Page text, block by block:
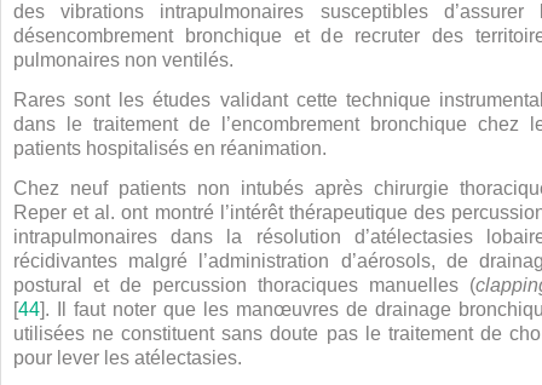
des vibrations intrapulmonaires susceptibles d’assurer
désencombrement bronchique et de recruter des
pulmonaires non ventilés.
Rares sont les études validant cette technique
dans le traitement de l’encombrement bronchique chez
patients hospitalisés en réanimation.
Chez neuf patients non intubés après chirurgie
Reper et al. ont montré l’intérêt thérapeutique des
intrapulmonaires dans la résolution d’atélectasies
récidivantes malgré l’administration d’aérosols, de
postural et de percussion thoraciques manuelles (
[44]. Il faut noter que les manœuvres de drainage
utilisées ne constituent sans doute pas le traitement de
pour lever les atélectasies.